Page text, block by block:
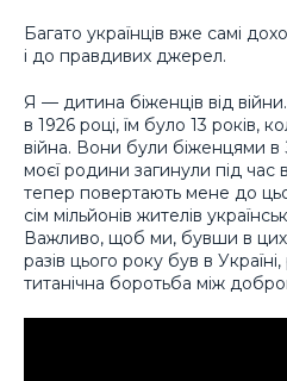
Багато українців вже самі
і до правдивих джерел.
Я — дитина біженців від
в 1926 році, їм було 13 років,
війна. Вони були біженцями в
моєї родини загинули під час
тепер повертають мене до
сім мільйонів жителів
Важливо, щоб ми, бувши в цих
разів цього року був в
титанічна боротьба між